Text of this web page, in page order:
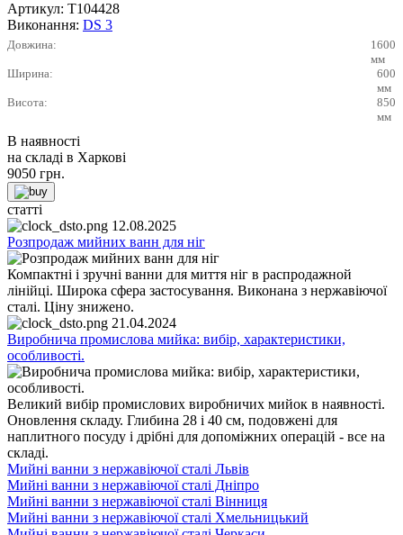
Артикул: Т104428
Виконання: DS 3
Довжина:
1600
мм
Ширина:
600
мм
Висота:
850
мм
В наявності
на складі в Харкові
9050 грн.
статті
12.08.2025
Розпродаж мийних ванн для ніг
Компактні і зручні ванни для миття ніг в распродажной
лінійці. Широка сфера застосування. Виконана з нержавіючої
сталі. Ціну знижено.
21.04.2024
Виробнича промислова мийка: вибір, характеристики,
особливості.
Великий вибір промислових виробничих мийок в наявності.
Оновлення складу. Глибина 28 і 40 см, подовжені для
наплитного посуду і дрібні для допоміжних операцій - все на
складі.
Мийні ванни з нержавіючої сталі Львів
Мийні ванни з нержавіючої сталі Дніпро
Мийні ванни з нержавіючої сталі Вінниця
Мийні ванни з нержавіючої сталі Хмельницький